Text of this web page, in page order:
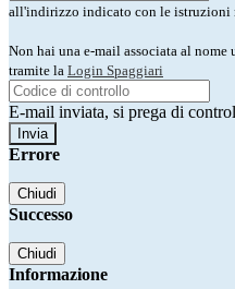
all'indirizzo indicato con le istruzioni
Non hai una e-mail associata al
tramite la Login Spaggiari
E-mail inviata, si prega di
Errore
Chiudi
Successo
Chiudi
Informazione